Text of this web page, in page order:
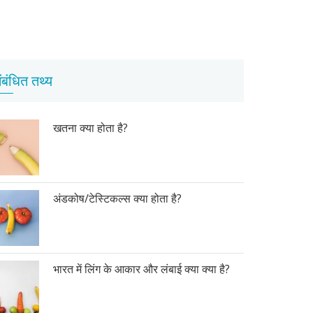
तथ्य
खतना क्या होता है?
अंडकोष/टेस्टिकल्स क्या होता है?
भारत में लिंग के आकार और लंबाई क्या क्या है?